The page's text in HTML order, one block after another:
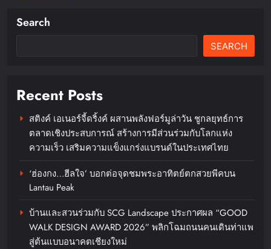
Search
SEARCH
Recent Posts
สติงค์ เอเนอร์จี้ดริ้งค์ ผสานพลังฟอร์มูล่าวัน ชูกลยุทธ์การ
ตลาดเชิงประสบการณ์ สร้างการมีส่วนร่วมกับโลกแห่ง
ความเร็ว เสริมความแข็งแกร่งแบรนด์ในประเทศไทย
‘ฮ่องกง…ฮีลใจ’ บอกต่อจุดชมพระอาทิตย์ตกสวยพีคบน
Lantau Peak
บ้านและสวนร่วมกับ SCG Landscape ประกาศผล “GOOD
WALK DESIGN AWARD 2026” พลิกโฉมถนนคนเดินท่าแพ
สู่ต้นแบบอนาคตเชียงใหม่